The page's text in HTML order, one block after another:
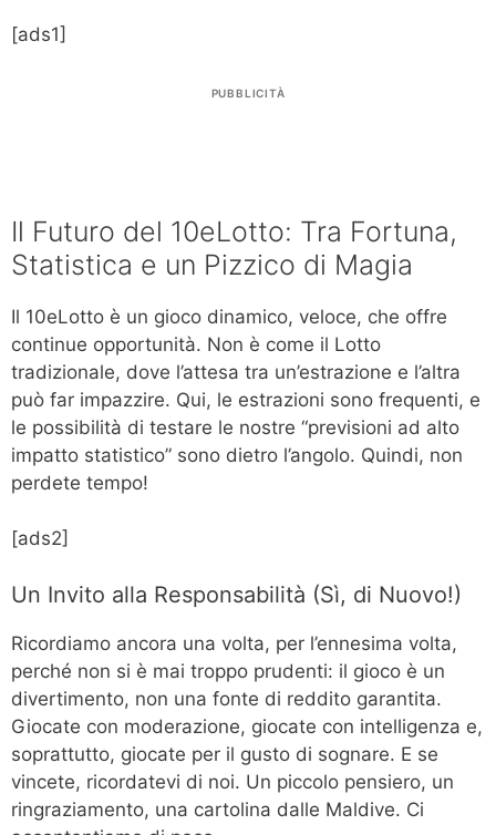
[ads1]
PUBBLICITÀ
Il Futuro del 10eLotto: Tra Fortuna,
Statistica e un Pizzico di Magia
Il 10eLotto è un gioco dinamico, veloce, che offre
continue opportunità. Non è come il Lotto
tradizionale, dove l’attesa tra un’estrazione e l’altra
può far impazzire. Qui, le estrazioni sono frequenti, e
le possibilità di testare le nostre “previsioni ad alto
impatto statistico” sono dietro l’angolo. Quindi, non
perdete tempo!
[ads2]
Un Invito alla Responsabilità (Sì, di Nuovo!)
Ricordiamo ancora una volta, per l’ennesima volta,
perché non si è mai troppo prudenti: il gioco è un
divertimento, non una fonte di reddito garantita.
Giocate con moderazione, giocate con intelligenza e,
soprattutto, giocate per il gusto di sognare. E se
vincete, ricordatevi di noi. Un piccolo pensiero, un
ringraziamento, una cartolina dalle Maldive. Ci